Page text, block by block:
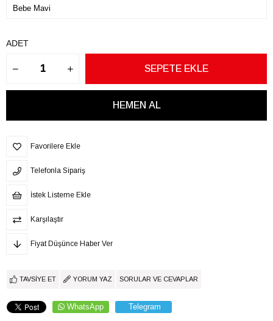
ADET
Favorilere Ekle
Telefonla Sipariş
İstek Listeme Ekle
Karşılaştır
Fiyat Düşünce Haber Ver
TAVSIYE ET YORUM YAZ SORULAR VE CEVAPLAR
WhatsApp Telegram